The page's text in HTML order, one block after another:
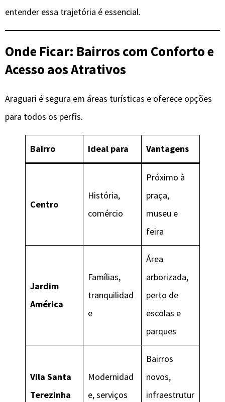
entender essa trajetória é essencial.
Onde Ficar: Bairros com Conforto e
Acesso aos Atrativos
Araguari é segura em áreas turísticas e oferece opções
para todos os perfis.
Bairro Ideal para Vantagens
Centro
História,
comércio
Próximo à
praça,
museu e
feira
Jardim
América
Famílias,
tranquilidad
e
Área
arborizada,
perto de
escolas e
parques
Vila Santa
Terezinha
Modernidad
e, serviços
Bairros
novos,
infraestrutur